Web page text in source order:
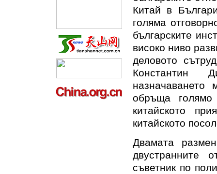
Китай в
голяма
българските
високо ниво
деловото
Константин
обръща
китайското
китайското
Двамата
двустранните
съветник по